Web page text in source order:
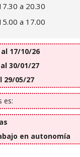
a 20.30
a 17.00
17/10/26
30/01/27
29/05/27
es:
en autonomía